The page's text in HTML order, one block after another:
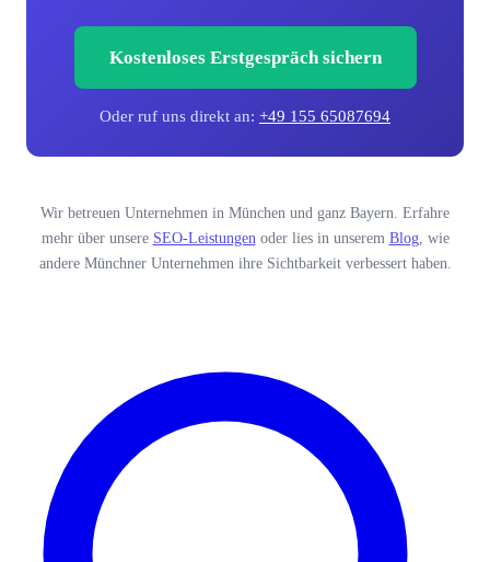
Kostenloses Erstgespräch sichern
Oder ruf uns direkt an: +49 155 65087694
Wir betreuen Unternehmen in München und ganz Bayern. Erfahre
mehr über unsere SEO-Leistungen oder lies in unserem Blog, wie
andere Münchner Unternehmen ihre Sichtbarkeit verbessert haben.